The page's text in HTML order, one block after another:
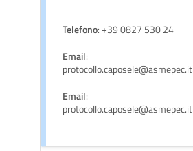
Telefono: +39 0827 530 24
Email:
protocollo.caposele@asmepec.it
Email:
protocollo.caposele@asmepec.it